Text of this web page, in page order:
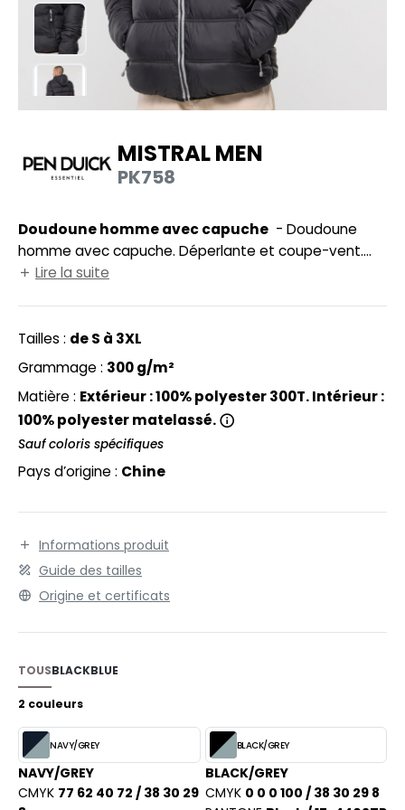
DE SERIE
VISIBILITE
MODULABLES
DE MAISON
IN EUROPE
LABEL / TEAR AWAY
SHOPPING
VETEMENTS
YOUR BRAND
SI ON L'APPELAIT FRANCIS
HALES
ROW
OF THE LOOM
OF THE LOOM VINTAGE
- BLANKS
MISTRAL MEN
PK758
Doudoune homme avec capuche
homme avec capuche. Déperlante et coupe-vent.
Fermeture zippée contrastée avec tirette logotée
intérieures (1 avec Velcro® et 1 zippée). Coupe
ajustée. Poignets élastiqués.
Lire la suite
Tailles : de S à 3XL
Grammage : 300 g/m²
Matière : Extérieur : 100% polyester 300T. Intérieur :
100% polyester matelassé.
Sauf coloris spécifiques
Pays d’origine : Chine
Informations produit
Guide des tailles
Origine et certificats
TOUSBLACKBLUE
2 couleurs
NAVY/GREY
NAVY/GREY
CMYK 77 62 40 72 / 38 30 29
BLACK/GREY
BLACK/GREY
CMYK 0 0 0 100 / 38 30 29 8